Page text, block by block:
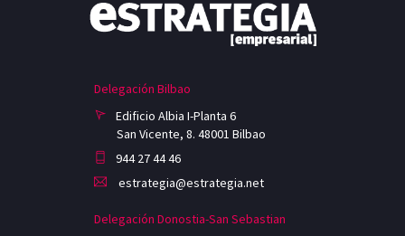
Delegación Bilbao
Edificio Albia I-Planta 6
San Vicente, 8. 48001 Bilbao
944 27 44 46
estrategia@estrategia.net
Delegación Donostia-San Sebastian